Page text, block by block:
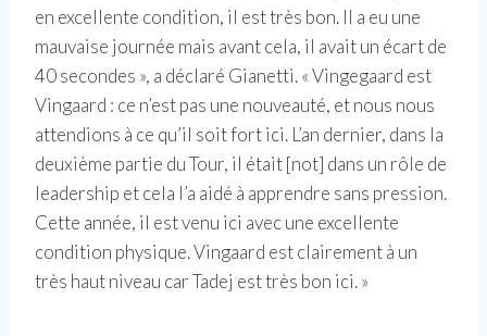
en excellente condition, il est très bon. Il a eu une
mauvaise journée mais avant cela, il avait un écart de
40 secondes », a déclaré Gianetti. « Vingegaard est
Vingaard : ce n’est pas une nouveauté, et nous nous
attendions à ce qu’il soit fort ici. L’an dernier, dans la
deuxième partie du Tour, il était [not] dans un rôle de
leadership et cela l’a aidé à apprendre sans pression.
Cette année, il est venu ici avec une excellente
condition physique. Vingaard est clairement à un
très haut niveau car Tadej est très bon ici. »